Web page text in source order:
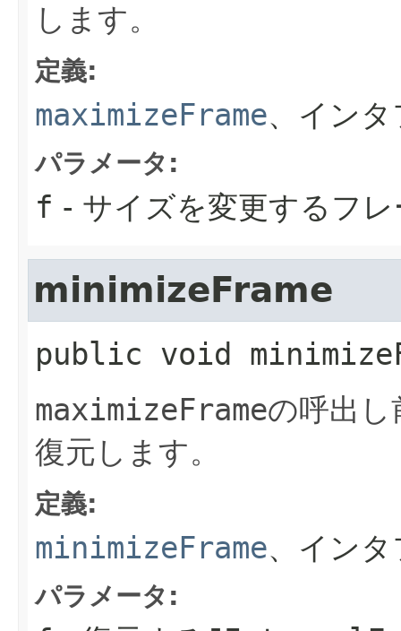
します。
定義:
maximizeFrame、イン
パラメータ:
f - サイズを変更するフ
minimizeFrame
public void
maximizeFrameの呼出
復元します。
定義:
minimizeFrame、イン
パラメータ: